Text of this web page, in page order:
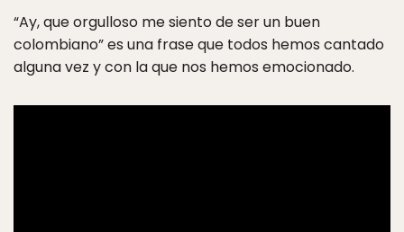
“Ay, que orgulloso me siento de ser un buen
colombiano” es una frase que todos hemos cantado
alguna vez y con la que nos hemos emocionado.